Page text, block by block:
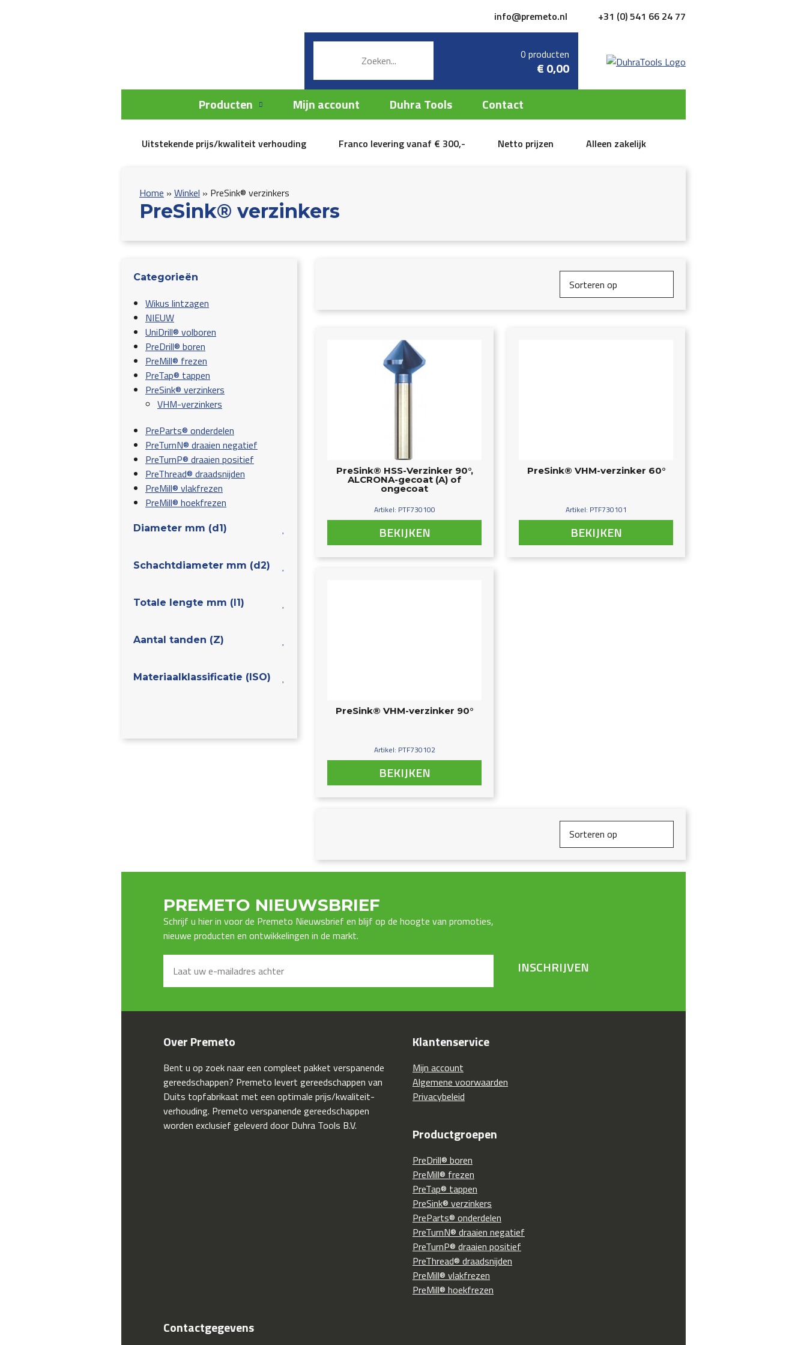
info@premeto.nl +31 (0) 541 66 24 77
0 producten
€0,00
Producten
Mijn account Duhra Tools Contact
Uitstekende prijs/kwaliteit verhouding Franco levering vanaf € 300,- Netto prijzen Alleen zakelijk
Home » Winkel » PreSink® verzinkers
PreSink® verzinkers
Categorieën
Wikus lintzagen
NIEUW
UniDrill® volboren
PreDrill® boren
PreMill® frezen
PreTap® tappen
PreSink® verzinkers
VHM-verzinkers
PreParts® onderdelen
PreTurnN® draaien negatief
PreTurnP® draaien positief
PreThread® draadsnijden
PreMill® vlakfrezen
PreMill® hoekfrezen
Diameter mm (d1)
Schachtdiameter mm (d2)
Totale lengte mm (l1)
Aantal tanden (Z)
Materiaalklassificatie (ISO)
PreSink® HSS-Verzinker 90°,
ALCRONA-gecoat (A) of
ongecoat
Artikel: PTF730100
BEKIJKEN
PreSink® VHM-verzinker 60°
Artikel: PTF730101
BEKIJKEN
PreSink® VHM-verzinker 90°
Artikel: PTF730102
BEKIJKEN
PREMETO NIEUWSBRIEF
Schrijf u hier in voor de Premeto Nieuwsbrief en blijf op de hoogte van promoties,
nieuwe producten en ontwikkelingen in de markt.
INSCHRIJVEN
Over Premeto
Bent u op zoek naar een compleet pakket verspanende
gereedschappen? Premeto levert gereedschappen van
Duits topfabrikaat met een optimale prijs/kwaliteit-
verhouding. Premeto verspanende gereedschappen
worden exclusief geleverd door Duhra Tools B.V.
Klantenservice
Mijn account
Algemene voorwaarden
Privacybeleid
Productgroepen
PreDrill® boren
PreMill® frezen
PreTap® tappen
PreSink® verzinkers
PreParts® onderdelen
PreTurnN® draaien negatief
PreTurnP® draaien positief
PreThread® draadsnijden
PreMill® vlakfrezen
PreMill® hoekfrezen
Contactgegevens